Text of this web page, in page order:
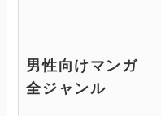
男性向けマンガ
全ジャンル